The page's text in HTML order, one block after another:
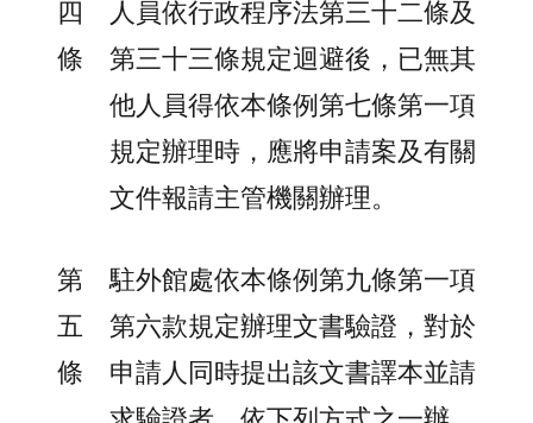
四
條
人員依行政程序法第三十二條及
第三十三條規定迴避後，已無其
他人員得依本條例第七條第一項
規定辦理時，應將申請案及有關
文件報請主管機關辦理。
第
五
條
駐外館處依本條例第九條第一項
第六款規定辦理文書驗證，對於
申請人同時提出該文書譯本並請